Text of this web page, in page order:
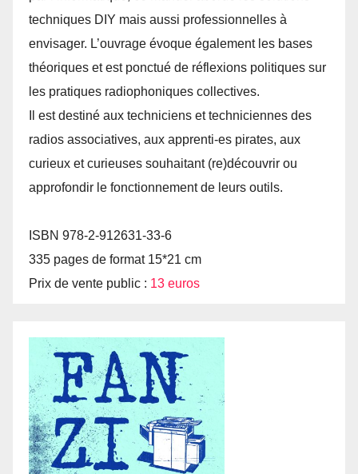
techniques DIY mais aussi professionnelles à
envisager. L’ouvrage évoque également les bases
théoriques et est ponctué de réflexions politiques sur
les pratiques radiophoniques collectives.
Il est destiné aux techniciens et techniciennes des
radios associatives, aux apprenti-es pirates, aux
curieux et curieuses souhaitant (re)découvrir ou
approfondir le fonctionnement de leurs outils.
ISBN 978-2-912631-33-6
335 pages de format 15*21 cm
Prix de vente public : 13 euros